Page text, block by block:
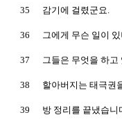
35 감기에 걸렸군요.
36 그에게 무슨 일이
37 그들은 무엇을 하고
38 할아버지는 태극권
39 방 정리를 끝냈습니